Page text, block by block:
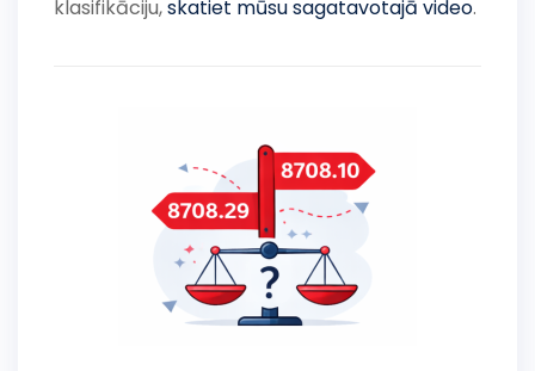
klasifikāciju,skatiet mūsu sagatavotajā video.